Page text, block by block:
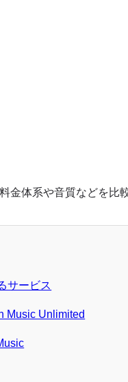
金体系や音質などを比
サービス
Music Unlimited